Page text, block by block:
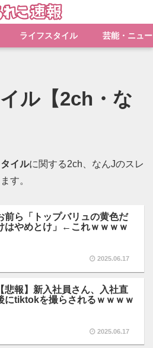
ライフスタイル 芸能・ニュ
ル【2ch・な
イルに関する2ch、なんJのスレ
す。
前ら「トップバリュの黄色だ
はやめとけ」←これｗｗｗｗ
2025.06.17
【悲報】新入社員さん、入社直
にtiktokを撮らされるｗｗｗｗ
2025.06.17